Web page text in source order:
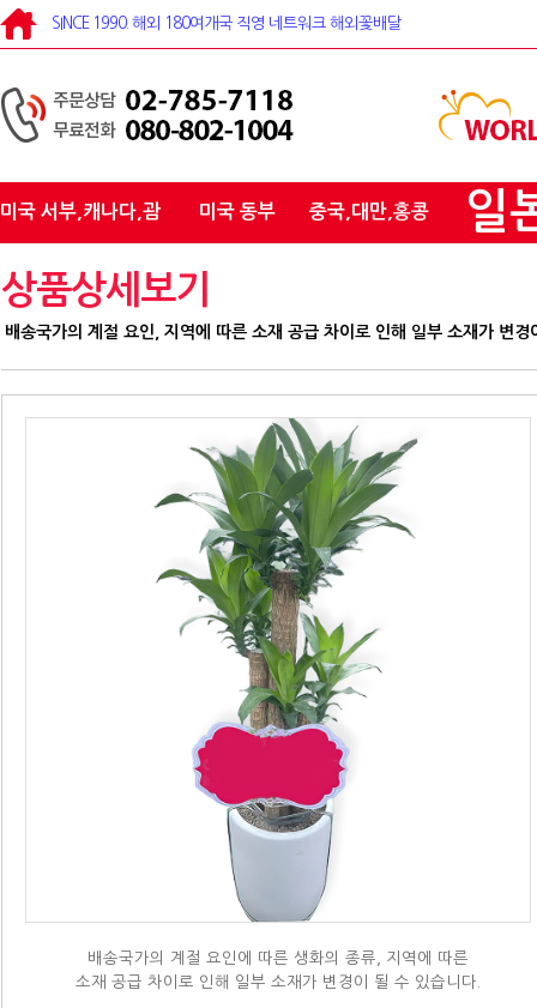
SINCE 1990. 해외 180여개국 직영 네트워크 해외꽃배달
미국 서부,캐나다,괌 미국 동부 중국,대만,홍콩 일
상품상세보기
배송국가의 계절 요인, 지역에 따른 소재 공급 차이로 인해 일부 소재가 변경
배송국가의 계절 요인에 따른 생화의 종류, 지역에 따른
소재 공급 차이로 인해 일부 소재가 변경이 될 수 있습니다.